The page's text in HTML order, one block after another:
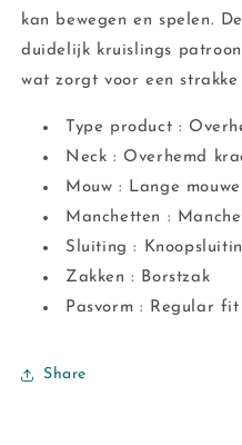
kan bewegen en spelen.
duidelijk kruislings
wat zorgt voor een strakke
Type product :
Neck : Overhemd
Mouw : Lange
Manchetten :
Sluiting :
Zakken : Borstzak
Pasvorm : Regular fit
Share